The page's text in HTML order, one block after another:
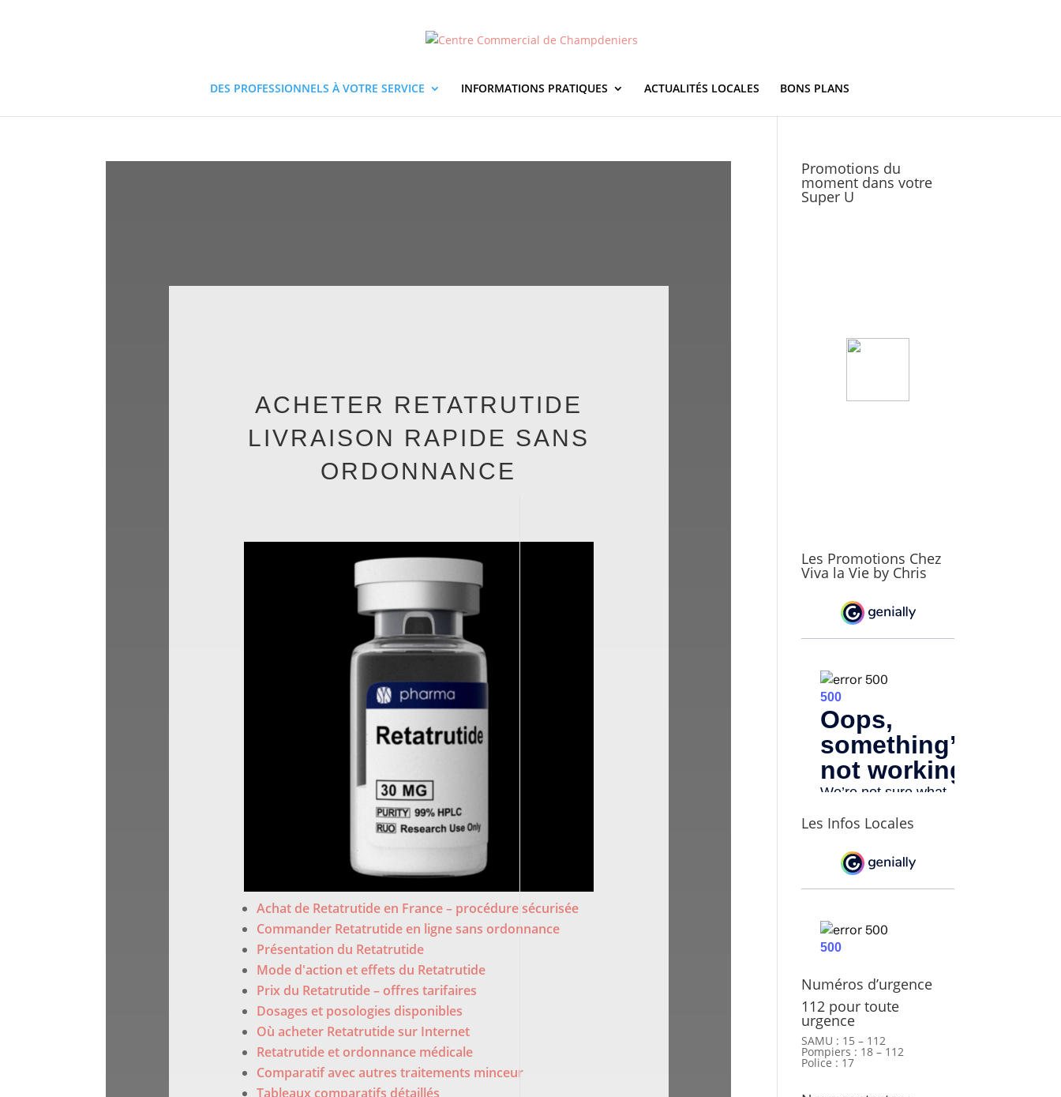
DES PROFESSIONNELS À VOTRE SERVICE INFORMATIONS PRATIQUES ACTUALITÉS LOCALES BONS PLANS
ACHETER RETATRUTIDE
LIVRAISON RAPIDE SANS
ORDONNANCE
Achat de Retatrutide en France – procédure sécurisée
Commander Retatrutide en ligne sans ordonnance
Présentation du Retatrutide
Mode d'action et effets du Retatrutide
Prix du Retatrutide – offres tarifaires
Dosages et posologies disponibles
Où acheter Retatrutide sur Internet
Retatrutide et ordonnance médicale
Comparatif avec autres traitements minceur
Tableaux comparatifs détaillés
Promotions du
moment dans votre
Super U
Les Promotions Chez
Viva la Vie by Chris
Les Infos Locales
Numéros d’urgence
112 pour toute
urgence
SAMU : 15 – 112
Pompiers : 18 – 112
Police : 17